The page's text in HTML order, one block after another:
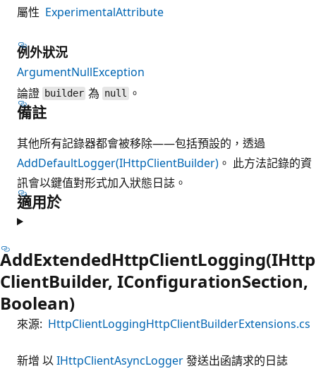
屬性 ExperimentalAttribute
例外狀況
ArgumentNullException
論證 builder 為 null 。
備註
其他所有記錄器都會被移除——包括預設的，透過
AddDefaultLogger(IHttpClientBuilder) 。 此方法記錄的資
訊會以鍵值對形式加入狀態日誌。
適用於
AddExtendedHttpClientLogging(IHttp
ClientBuilder, IConfigurationSection,
Boolean)
來源: HttpClientLoggingHttpClientBuilderExtensions.cs
新增 以IHttpClientAsyncLogger發送出函請求的日誌